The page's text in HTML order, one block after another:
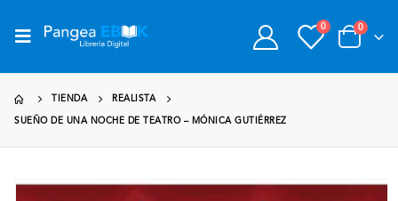
0 0
TIENDA REALISTA
SUEÑO DE UNA NOCHE DE TEATRO – MÓNICA GUTIÉRREZ